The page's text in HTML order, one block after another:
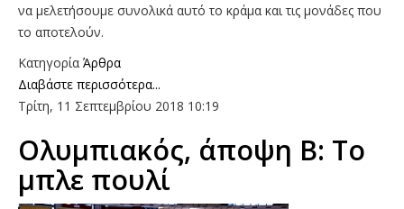
να μελετήσουμε συνολικά αυτό το κράμα και τις μονάδες που
το αποτελούν.
Κατηγορία Άρθρα
Διαβάστε περισσότερα...
Τρίτη, 11 Σεπτεμβρίου 2018 10:19
Ολυμπιακός, άποψη Β: Το
μπλε πουλί